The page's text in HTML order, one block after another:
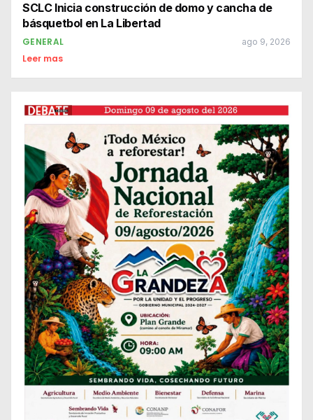
SCLC Inicia construcción de domo y cancha de
básquetbol en La Libertad
GENERAL ago 9, 2026
Leer mas